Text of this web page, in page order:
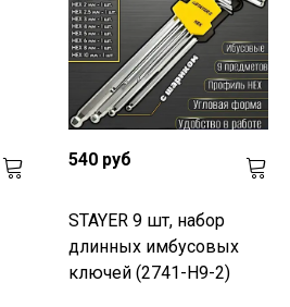
540 руб
STAYER 9 шт, набор
длинных имбусовых
ключей (2741-H9-2)